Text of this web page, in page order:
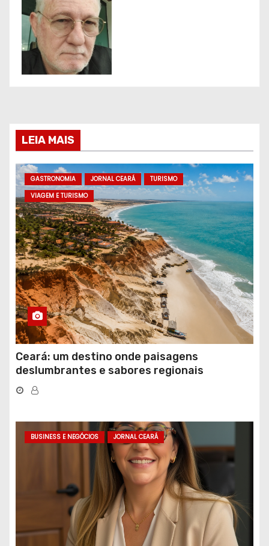
LEIA MAIS
GASTRONOMIA JORNAL CEARÁ
TURISMO
VIAGEM E TURISMO
Ceará: um destino onde paisagens
deslumbrantes e sabores regionais
conquistam turistas
BUSINESS E NEGÓCIOS JORNAL CEARÁ